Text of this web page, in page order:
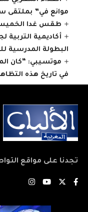
موانع في” بملتقى
طقس غدا
البطولة المدرسية
في تاريخ هذه
تجدنا على مواقع